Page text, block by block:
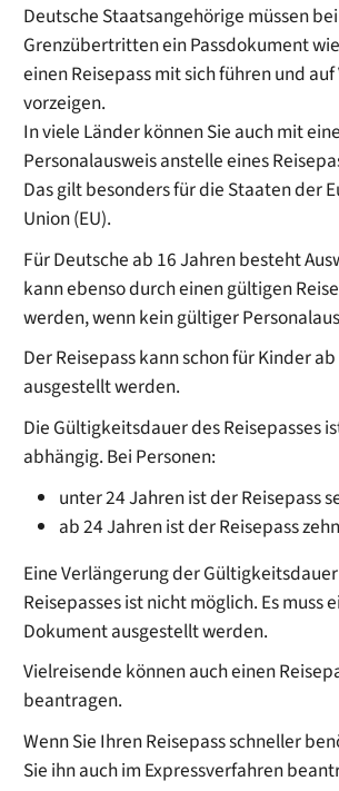
Deutsche Staatsangehörige müssen bei
Grenzübertritten ein Passdokument
einen Reisepass mit sich führen und
vorzeigen.
In viele Länder können Sie auch mit
Personalausweis anstelle eines
Das gilt besonders für die Staaten der
Union (EU).
Für Deutsche ab 16 Jahren besteht
kann ebenso durch einen gültigen
werden, wenn kein gültiger
Der Reisepass kann schon für Kinder
ausgestellt werden.
Die Gültigkeitsdauer des Reisepasses
abhängig. Bei Personen:
unter 24 Jahren ist der Reisepass
ab 24 Jahren ist der Reisepass
Eine Verlängerung der
Reisepasses ist nicht möglich. Es muss
Dokument ausgestellt werden.
Vielreisende können auch einen
beantragen.
Wenn Sie Ihren Reisepass schneller
Sie ihn auch im Expressverfahren